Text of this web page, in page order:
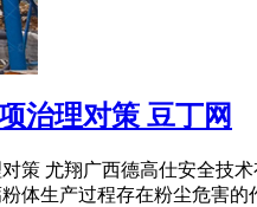
治理对策 豆丁网
策 尤翔广西德高仕安全技
体生产过程存在粉尘危害的